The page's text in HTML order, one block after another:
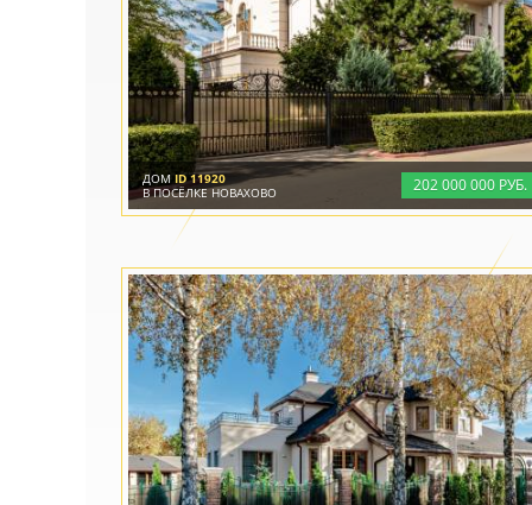
202000000 РУБ.
ДОМ ID 11920
В ПОСЁЛКЕ НОВАХОВО